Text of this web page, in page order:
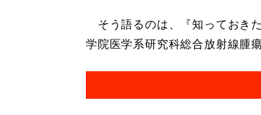
そう語るのは、『知っておき
学院医学系研究科総合放射線腫